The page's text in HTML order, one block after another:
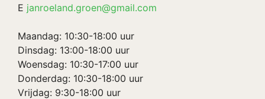
E janroeland.groen@gmail.com
Maandag: 10:30-18:00 uur
Dinsdag: 13:00-18:00 uur
Woensdag: 10:30-17:00 uur
Donderdag: 10:30-18:00 uur
Vrijdag: 9:30-18:00 uur